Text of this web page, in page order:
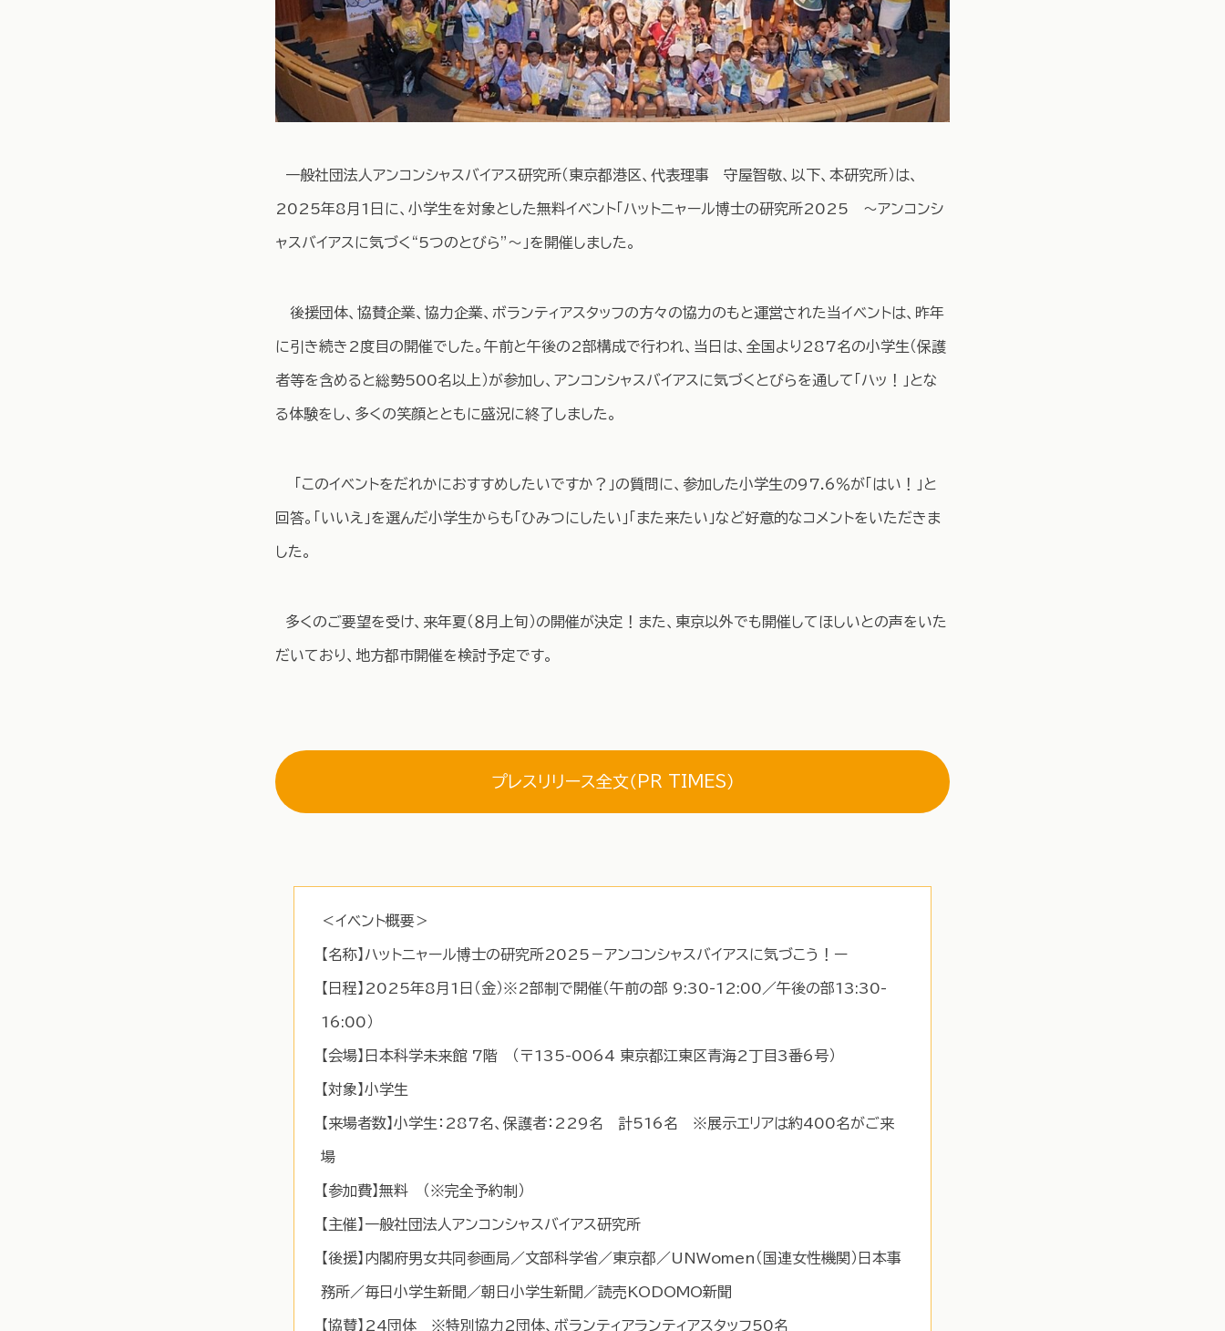
一般社団法人アンコンシャスバイアス研究所（東京都港区、代表理事 守屋智敬、以下、本研究所）は、
2025年8月1日に、小学生を対象とした無料イベント「ハットニャール博士の研究所2025 ～アンコンシ
ャスバイアスに気づく“5つのとびら”～」を開催しました。
後援団体、協賛企業、協力企業、ボランティアスタッフの方々の協力のもと運営された当イベントは、昨年
に引き続き2度目の開催でした。午前と午後の2部構成で行われ、当日は、全国より287名の小学生（保護
者等を含めると総勢500名以上）が参加し、アンコンシャスバイアスに気づくとびらを通して「ハッ！」とな
る体験をし、多くの笑顔とともに盛況に終了しました。
「このイベントをだれかにおすすめしたいですか？」の質問に、参加した小学生の97.6％が「はい！」と
回答。「いいえ」を選んだ小学生からも「ひみつにしたい」「また来たい」など好意的なコメントをいただきま
した。
多くのご要望を受け、来年夏（８月上旬）の開催が決定！また、東京以外でも開催してほしいとの声をいた
だいており、地方都市開催を検討予定です。
プレスリリース全文（PR TIMES）
＜イベント概要＞
【名称】ハットニャール博士の研究所2025－アンコンシャスバイアスに気づこう！ー
【日程】2025年8月1日（金）※2部制で開催（午前の部 9:30-12:00／午後の部13:30-
16:00）
【会場】日本科学未来館 7階 （〒135-0064 東京都江東区青海2丁目3番6号）
【対象】小学生
【来場者数】小学生：287名、保護者：229名 計516名 ※展示エリアは約400名がご来
場
【参加費】無料 （※完全予約制）
【主催】一般社団法人アンコンシャスバイアス研究所
【後援】内閣府男女共同参画局／文部科学省／東京都／UNWomen（国連女性機関）日本事
務所／毎日小学生新聞／朝日小学生新聞／読売KODOMO新聞
【協賛】24団体 ※特別協力2団体、ボランティアランティアスタッフ50名